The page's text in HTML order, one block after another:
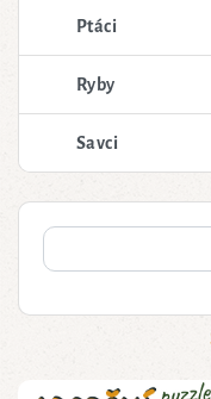
Ptáci
Ryby
Savci